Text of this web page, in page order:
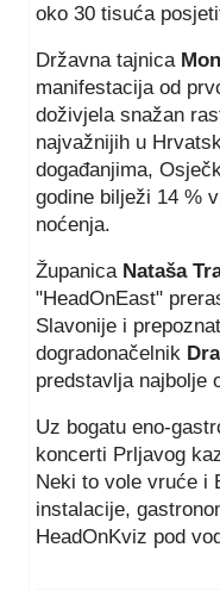
oko 30 tisuća
Državna tajnica
manifestacija od
doživjela snažan
najvažnijih u
događanjima,
godine bilježi 14 %
noćenja.
Županica Nataša
"HeadOnEast"
Slavonije i
dogradonačelnik
predstavlja najbolje
Uz bogatu eno-
koncerti Prljavog
Neki to vole vruće i
instalacije,
HeadOnKviz pod